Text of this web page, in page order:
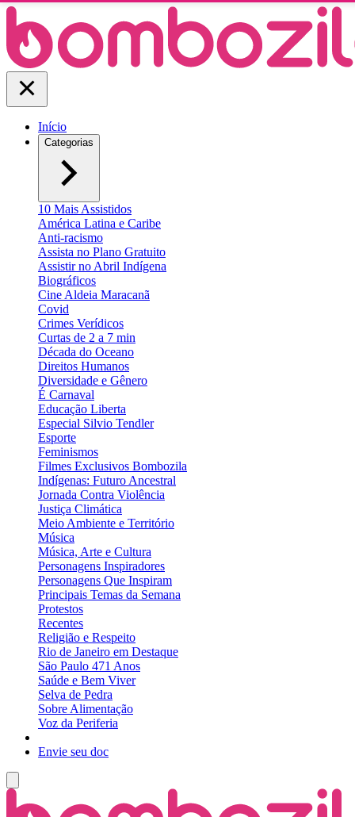
Início
Categorias
10 Mais Assistidos
América Latina e Caribe
Anti-racismo
Assista no Plano Gratuito
Assistir no Abril Indígena
Biográficos
Cine Aldeia Maracanã
Covid
Crimes Verídicos
Curtas de 2 a 7 min
Década do Oceano
Direitos Humanos
Diversidade e Gênero
É Carnaval
Educação Liberta
Especial Silvio Tendler
Esporte
Feminismos
Filmes Exclusivos Bombozila
Indígenas: Futuro Ancestral
Jornada Contra Violência
Justiça Climática
Meio Ambiente e Território
Música
Música, Arte e Cultura
Personagens Inspiradores
Personagens Que Inspiram
Principais Temas da Semana
Protestos
Recentes
Religião e Respeito
Rio de Janeiro em Destaque
São Paulo 471 Anos
Saúde e Bem Viver
Selva de Pedra
Sobre Alimentação
Voz da Periferia
Envie seu doc